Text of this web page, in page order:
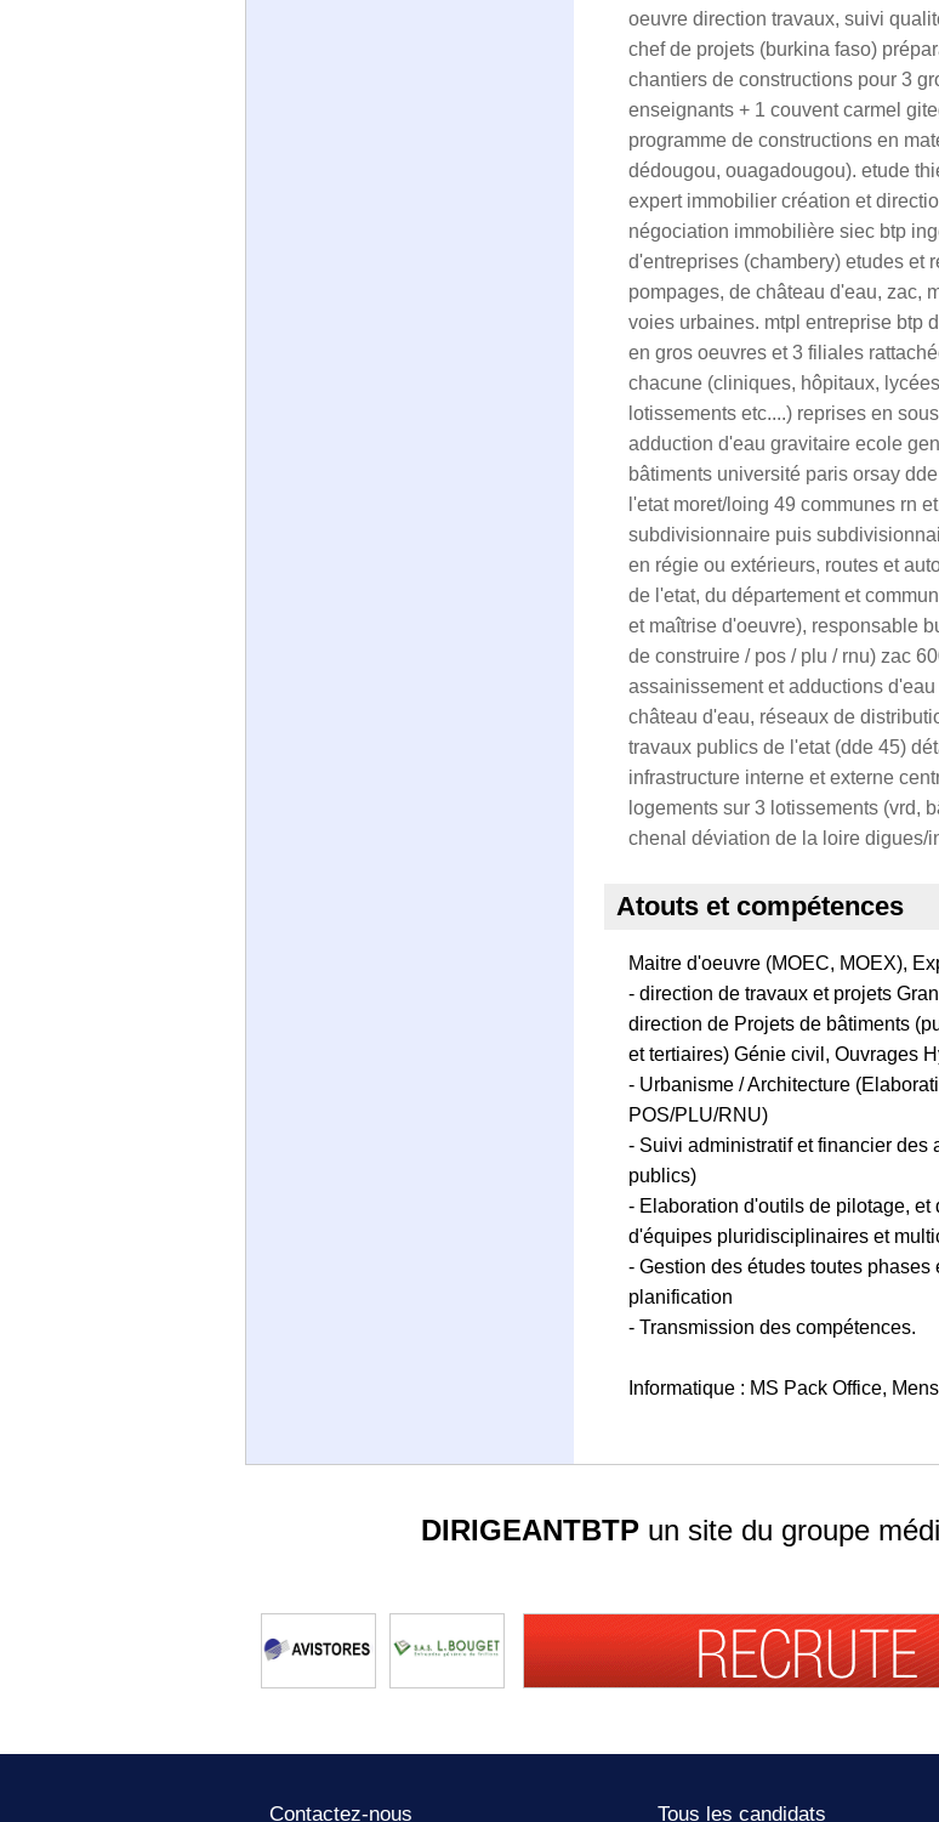
oeuvre direction travaux, suivi
chef de projets (burkina faso)
chantiers de constructions pour 3
enseignants + 1 couvent carmel
programme de constructions en
dédougou, ouagadougou). etude
expert immobilier création et
négociation immobilière siec btp
d'entreprises (chambery) etudes et
pompages, de château d'eau, zac,
voies urbaines. mtpl entreprise btp
en gros oeuvres et 3 filiales
chacune (cliniques, hôpitaux,
lotissements etc....) reprises en
adduction d'eau gravitaire ecole
bâtiments université paris orsay
l'etat moret/loing 49 communes rn
subdivisionnaire puis
en régie ou extérieurs, routes et
de l'etat, du département et
et maîtrise d'oeuvre), responsable
de construire / pos / plu / rnu) zac
assainissement et adductions
château d'eau, réseaux de
travaux publics de l'etat (dde 45)
infrastructure interne et externe
logements sur 3 lotissements (vrd,
chenal déviation de la loire digues/
Atouts et compétences
Maitre d'oeuvre (MOEC, MOEX),
- direction de travaux et projets
direction de Projets de bâtiments
et tertiaires) Génie civil, Ouvrages
- Urbanisme / Architecture
POS/PLU/RNU)
- Suivi administratif et financier des
publics)
- Elaboration d'outils de pilotage,
d'équipes pluridisciplinaires et
- Gestion des études toutes phases
planification
- Transmission des compétences.
Informatique : MS Pack Office,
DIRIGEANTBTPun site du groupe
Contactez-nous Tous les candidats